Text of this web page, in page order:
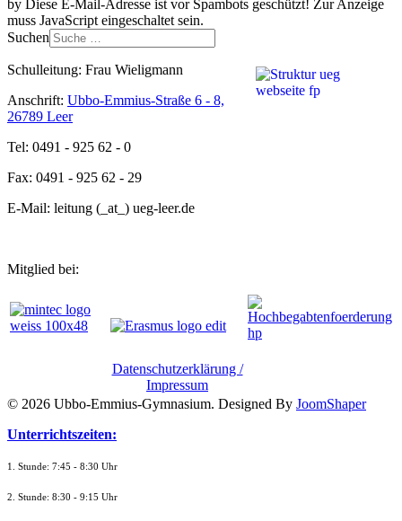
by
Diese E-Mail-Adresse ist vor Spambots geschützt! Zur Anzeige
muss JavaScript eingeschaltet sein.
Suchen
Schulleitung: Frau Wieligmann
Anschrift: Ubbo-Emmius-Straße 6 - 8,
26789 Leer
Tel: 0491 - 925 62 - 0
Fax: 0491 - 925 62 - 29
E-Mail: leitung (_at_) ueg-leer.de
Mitglied bei:
Datenschutzerklärung /
Impressum
© 2026 Ubbo-Emmius-Gymnasium. Designed By JoomShaper
Unterrichtszeiten:
1. Stunde: 7:45 - 8:30 Uhr
2. Stunde: 8:30 - 9:15 Uhr